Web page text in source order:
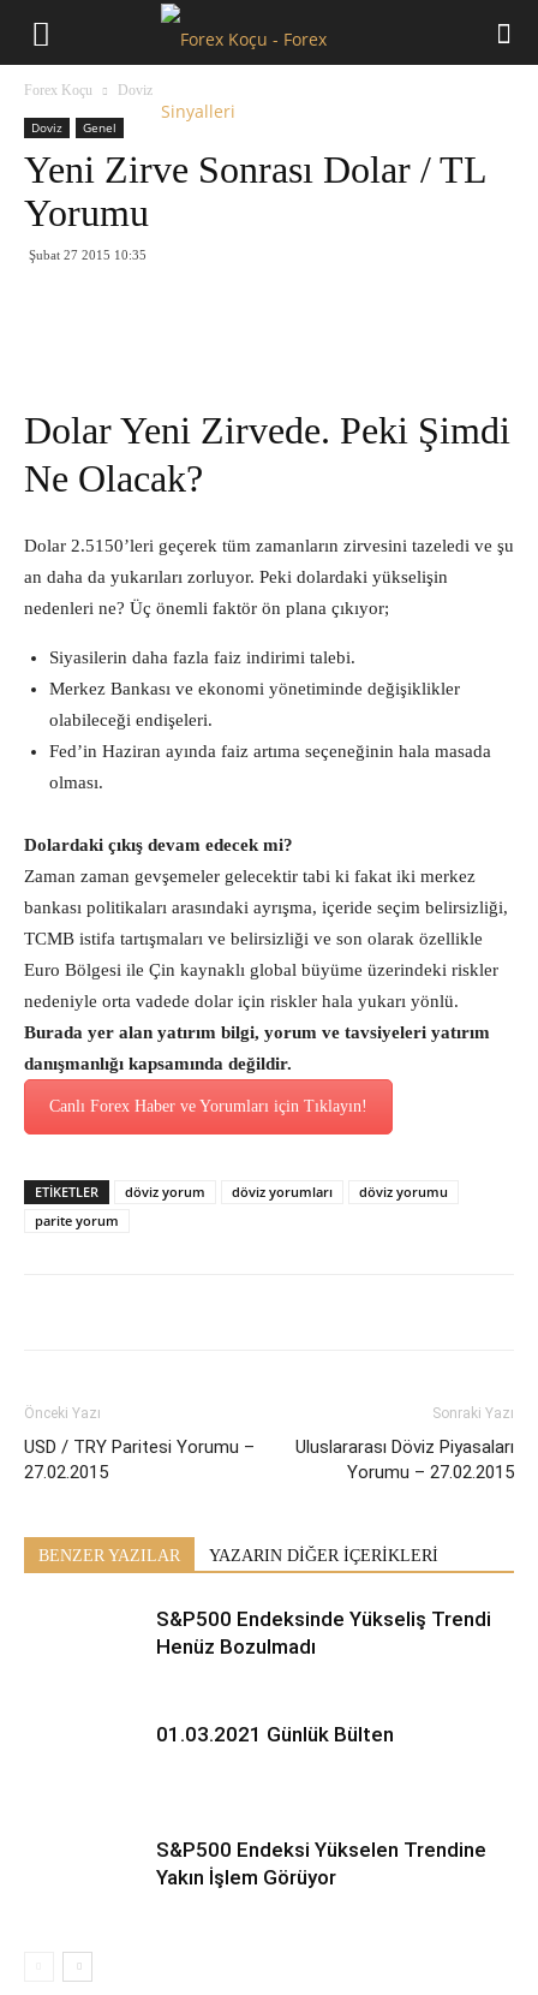
Forex Koçu Doviz
Doviz Genel
Yeni Zirve Sonrası Dolar / TL
Yorumu
Şubat 27 2015 10:35
Dolar Yeni Zirvede. Peki Şimdi
Ne Olacak?
Dolar 2.5150’leri geçerek tüm zamanların zirvesini tazeledi ve şu
an daha da yukarıları zorluyor. Peki dolardaki yükselişin
nedenleri ne? Üç önemli faktör ön plana çıkıyor;
Siyasilerin daha fazla faiz indirimi talebi.
Merkez Bankası ve ekonomi yönetiminde değişiklikler
olabileceği endişeleri.
Fed’in Haziran ayında faiz artıma seçeneğinin hala masada
olması.
Dolardaki çıkış devam edecek mi?
Zaman zaman gevşemeler gelecektir tabi ki fakat iki merkez
bankası politikaları arasındaki ayrışma, içeride seçim belirsizliği,
TCMB istifa tartışmaları ve belirsizliği ve son olarak özellikle
Euro Bölgesi ile Çin kaynaklı global büyüme üzerindeki riskler
nedeniyle orta vadede dolar için riskler hala yukarı yönlü.
Burada yer alan yatırım bilgi, yorum ve tavsiyeleri yatırım
danışmanlığı kapsamında değildir.
Canlı Forex Haber ve Yorumları için Tıklayın!
ETİKETLER döviz yorum döviz yorumları
döviz yorumu
parite yorum
Önceki Yazı
USD / TRY Paritesi Yorumu –
27.02.2015
Sonraki Yazı
Uluslararası Döviz Piyasaları
Yorumu – 27.02.2015
BENZER YAZILAR YAZARIN DİĞER İÇERİKLERİ
S&P500 Endeksinde Yükseliş Trendi
Henüz Bozulmadı
01.03.2021 Günlük Bülten
S&P500 Endeksi Yükselen Trendine
Yakın İşlem Görüyor